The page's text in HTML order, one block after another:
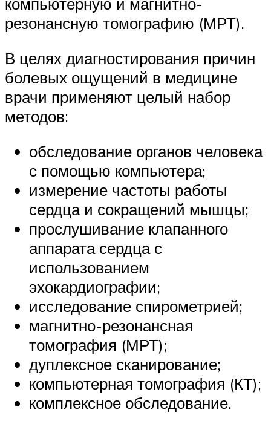
компьютерную и магнитно-
резонансную томографию (МРТ).
В целях диагностирования причин
болевых ощущений в медицине
врачи применяют целый набор
методов:
обследование органов человека
с помощью компьютера;
измерение частоты работы
сердца и сокращений мышцы;
прослушивание клапанного
аппарата сердца с
использованием
эхокардиографии;
исследование спирометрией;
магнитно-резонансная
томография (МРТ);
дуплексное сканирование;
компьютерная томография (КТ);
комплексное обследование.